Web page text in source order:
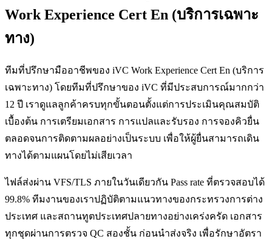
Work Experience Cert En (บริการเฉพาะ
ทาง)
ทีมที่ปรึกษามืออาชีพของ iVC Work Experience Cert En (บริการ
เฉพาะทาง) โดยทีมที่ปรึกษาของ iVC ที่มีประสบการณ์มากกว่า
12 ปี เราดูแลลูกค้าครบทุกขั้นตอนตั้งแต่การประเมินคุณสมบัติ
เบื้องต้น การเตรียมเอกสาร การแปลและรับรอง การจองคิวยื่น
ตลอดจนการติดตามผลอย่างเป็นระบบ เพื่อให้ผู้ยื่นสามารถเดิน
ทางได้ตามแผนโดยไม่เสียเวลา
ไฟล์ส่งผ่าน VFS/TLS ภายในวันเดียวกัน Pass rate ที่ตรวจสอบได้
99.8% ทีมงานของเราปฏิบัติตามแนวทางของกระทรวงการต่าง
ประเทศ และสถานทูตประเทศปลายทางอย่างเคร่งครัด เอกสาร
ทุกชุดผ่านการตรวจ QC สองชั้น ก่อนนำส่งจริง เพื่อรักษาอัตรา